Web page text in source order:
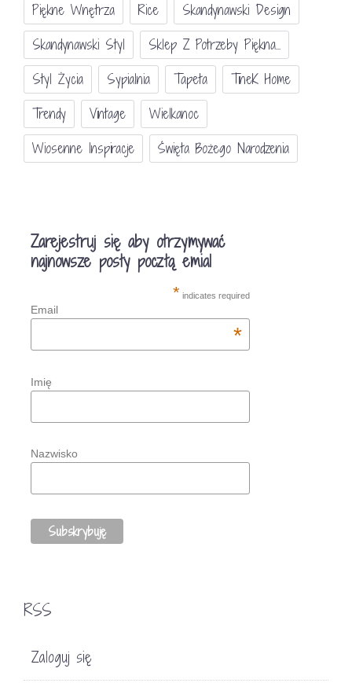
Piękne Wnętrza
Rice
Skandynawski Design
Skandynawski Styl
Sklep Z Potrzeby Piękna...
Styl Życia
Sypialnia Tapeta
TineK Home
Trendy
Vintage
Wielkanoc
Wiosenne Inspiracje
Święta Bożego Narodzenia
Zarejestruj się aby otrzymywać
najnowsze posty pocztą emial
* indicates required
Email
*
Imię
Nazwisko
RSS
Zaloguj się